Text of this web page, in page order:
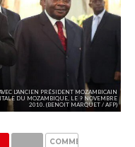
L'ANCIEN PRÉSIDENT MOZAMBICAIN
DU MOZAMBIQUE, LE 9 NOVEMBRE
2010. (BENOIT MARQUET / AFP)
COMMENTAIRES